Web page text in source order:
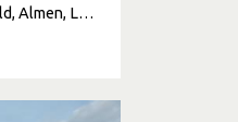
Ruurlo, Hummelo, Warnsveld, Almen, Lochem, Laren, Doetinchem, Steenderen, Borculo, Zutphen, Drempt, Barchem, Laag Keppel, Doesburg, Mariënvelde, Hoog Keppel, Brummen